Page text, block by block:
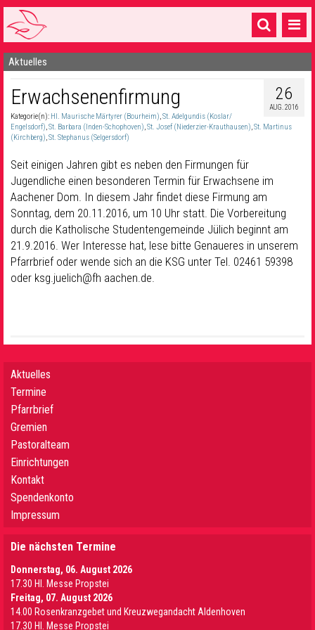
Startseite
1 Pfarrei
16 Gemeinden & mehr
Sakramente & Feste
Gemeinschaft & Soziales
Musik& Kultur
Seelsorge & Kontakt
Aktuelles
26
AUG. 2016
Erwachsenenfirmung
Kategorie(n): Hl. Maurische Märtyrer (Bourheim),St. Adelgundis (Koslar/
Engelsdorf),St. Barbara (Inden-Schophoven),St. Josef (Niederzier-Krauthausen),St. Martinus
(Kirchberg),St. Stephanus (Selgersdorf)
Seit einigen Jahren gibt es neben den Firmungen für
Jugendliche einen besonderen Termin für Erwachsene im
Aachener Dom. In diesem Jahr findet diese Firmung am
Sonntag, dem 20.11.2016, um 10 Uhr statt. Die Vorbereitung
durch die Katholische Studentengemeinde Jülich beginnt am
21.9.2016. Wer Interesse hat, lese bitte Genaueres in unserem
Pfarrbrief oder wende sich an die KSG unter Tel. 02461 59398
oder ksg.juelich@fh aachen.de.
Aktuelles
Termine
Pfarrbrief
Gremien
Pastoralteam
Einrichtungen
Kontakt
Spendenkonto
Impressum
Die nächsten Termine
Donnerstag, 06. August 2026
17.30 Hl. Messe Propstei
Freitag, 07. August 2026
14.00 Rosenkranzgebet und Kreuzwegandacht Aldenhoven
17.30 Hl. Messe Propstei